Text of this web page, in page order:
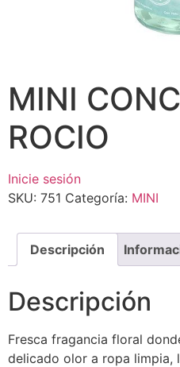
MINI
ROCIO
Inicie sesión
SKU: 751 Categoría: MINI
Descripción
Descripción
Fresca fragancia floral
delicado olor a ropa limpia,